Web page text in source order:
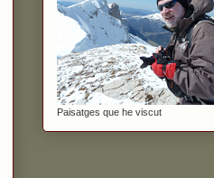
Paisatges que he viscut